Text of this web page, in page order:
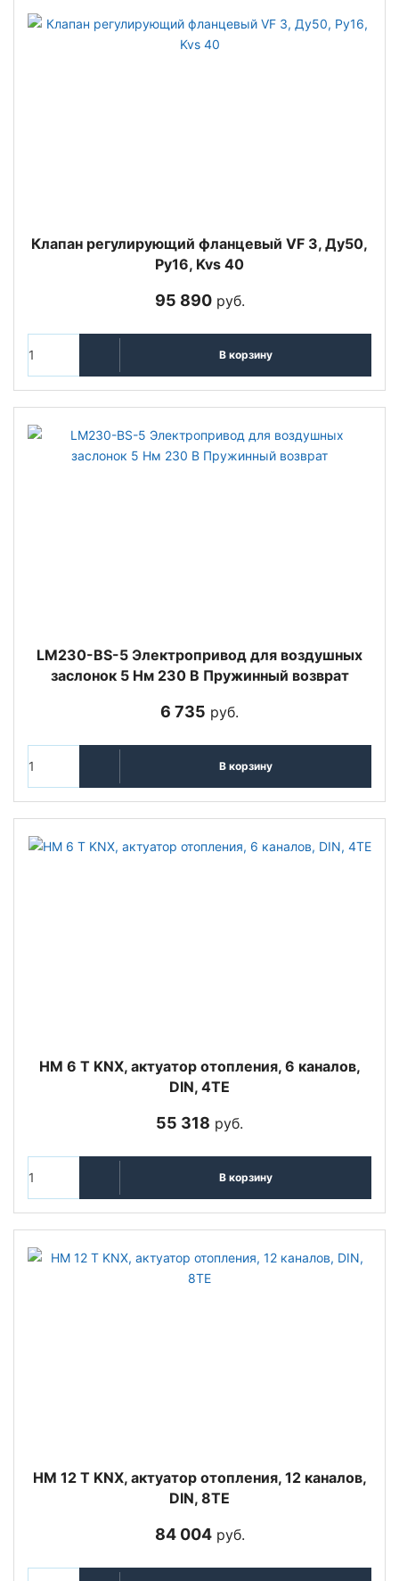
Клапан регулирующий фланцевый VF 3, Ду50,
Ру16, Kvs 40
95 890руб.
В корзину
LM230-BS-5 Электропривод для воздушных
заслонок 5 Нм 230 В Пружинный возврат
6 735 руб.
В корзину
HM 6 T KNX, актуатор отопления, 6 каналов,
DIN, 4TE
55 318 руб.
В корзину
HM 12 T KNX, актуатор отопления, 12 каналов,
DIN, 8TE
84 004руб.